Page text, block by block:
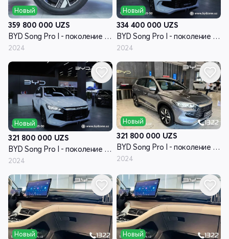
Новый
359 800 000 UZS
BYD Song Pro I - поколение рестайлинг
2024
Новый
334 400 000 UZS
BYD Song Pro I - поколение рестайлинг
2024
Новый
321 800 000 UZS
BYD Song Pro I - поколение рестайлинг
2024
Новый
321 800 000 UZS
BYD Song Pro I - поколение рестайлинг
2024
Новый Новый